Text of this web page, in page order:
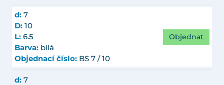
d: 7
D: 10
L: 6.5
Barva: bílá
Objednací číslo: BS 7 / 10
Objednat
d: 7